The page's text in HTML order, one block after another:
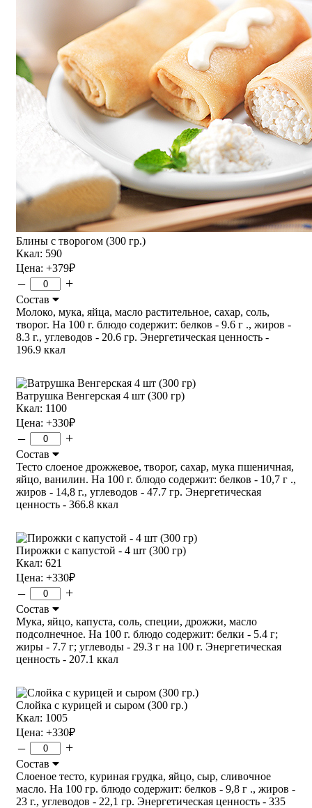
Блины с творогом (300 гр.)
Ккал: 590
Цена: +379₽
– +
Состав
Молоко, мука, яйца, масло растительное, сахар, соль,
творог. На 100 г. блюдо содержит: белков - 9.6 г ., жиров -
8.3 г., углеводов - 20.6 гр. Энергетическая ценность -
196.9 ккал
Ватрушка Венгерская 4 шт (300 гр)
Ккал: 1100
Цена: +330₽
– +
Состав
Тесто слоеное дрожжевое, творог, сахар, мука пшеничная,
яйцо, ванилин. На 100 г. блюдо содержит: белков - 10,7 г .,
жиров - 14,8 г., углеводов - 47.7 гр. Энергетическая
ценность - 366.8 ккал
Пирожки с капустой - 4 шт (300 гр)
Ккал: 621
Цена: +330₽
– +
Состав
Мука, яйцо, капуста, соль, специи, дрожжи, масло
подсолнечное. На 100 г. блюдо содержит: белки - 5.4 г;
жиры - 7.7 г; углеводы - 29.3 г на 100 г. Энергетическая
ценность - 207.1 ккал
Слойка с курицей и сыром (300 гр.)
Ккал: 1005
Цена: +330₽
– +
Состав
Слоеное тесто, куриная грудка, яйцо, сыр, сливочное
масло. На 100 гр. блюдо содержит: белков - 9,8 г ., жиров -
23 г., углеводов - 22,1 гр. Энергетическая ценность - 335